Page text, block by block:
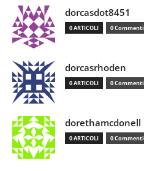
dorcasdot8451
0 ARTICOLI 0 Commenti
dorcasrhoden
0 ARTICOLI 0 Commenti
dorethamcdonell
0 ARTICOLI 0 Commenti